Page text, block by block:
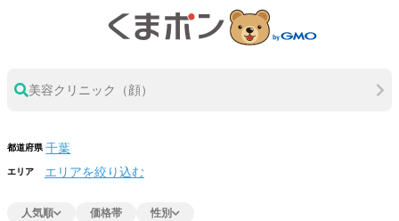
美容クリニック（顔）
都道府県
エリア エリアを絞り込む
人気順 価格帯 性別